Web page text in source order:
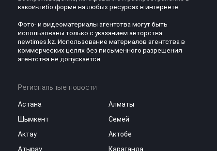
какой-либо форме на любых ресурсах в интернете.
Фото- и видеоматериалы агентства могут быть
использованы только с указанием авторства
newtimes.kz. Использование материалов агентства в
коммерческих целях без письменного разрешения
агентства не допускается.
Региональные новости
Астана
Алматы
Шымкент
Семей
Актау
Актобе
Атырау
Караганда